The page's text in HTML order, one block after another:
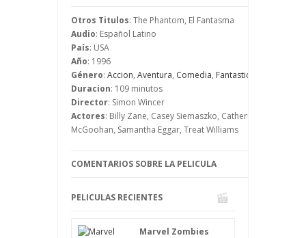
calavera que tiene mucho poder, tanto
que podría hacer que su dueño
Es así como El Fantasma se va a enfrentar
a un mercenario que mató a su padre y
que está implicado en el robo de la
calavera.
Otros Titulos: The Phantom, El Fantasma
Audio: Español Latino
País: USA
Año: 1996
Género: Accion, Aventura, Comedia, Fantastico
Duracion: 109 minutos
Director: Simon Wincer
Actores: Billy Zane, Casey Siemaszko, Catherine Zeta-
McGoohan, Samantha Eggar, Treat Williams
COMENTARIOS SOBRE LA PELICULA
PELICULAS RECIENTES
Marvel Zombies